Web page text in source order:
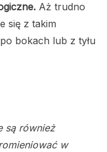
Aż trudno
się z takim
bokach lub z tyłu
są również
w